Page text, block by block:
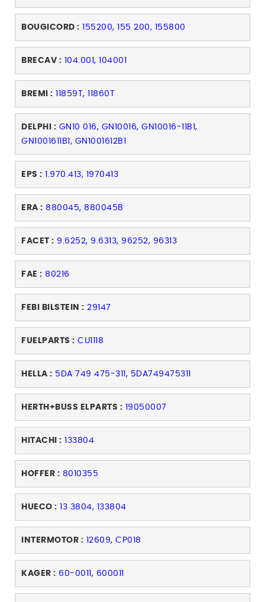
BOUGICORD : 155200, 155 200, 155800
BRECAV : 104.001, 104001
BREMI : 11859T, 11860T
DELPHI : GN10 016, GN10016, GN10016-11B1,
GN1001611B1, GN1001612B1
EPS : 1.970.413, 1970413
ERA : 880045, 880045B
FACET : 9.6252, 9.6313, 96252, 96313
FAE : 80216
FEBI BILSTEIN : 29147
FUELPARTS : CU1118
HELLA : 5DA 749 475-311, 5DA749475311
HERTH+BUSS ELPARTS : 19050007
HITACHI : 133804
HOFFER : 8010355
HUECO : 13 3804, 133804
INTERMOTOR : 12609, CP018
KAGER : 60-0011, 600011